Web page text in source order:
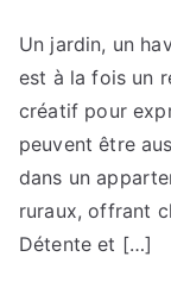
Un jardin, un
est à la fois un
créatif pour
peuvent être
dans un
ruraux, offrant
Détente et […]